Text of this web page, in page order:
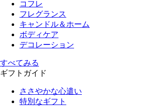
コフレ
フレグランス
キャンドル＆ホーム
ボディケア
デコレーション
すべてみる
ギフトガイド
ささやかな心遣い
特別なギフト